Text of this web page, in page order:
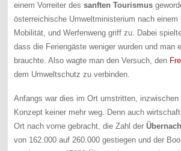
einem Vorreiter dessanften Tourismus
österreichische Umweltministerium nach
Mobilität, und Werfenweng griff zu. Dabei
dass die Feriengäste weniger wurden und man
brauchte. Also wagte man den Versuch, den
dem Umweltschutz zu verbinden.
Anfangs war dies im Ort umstritten, inzwischen
Konzept keiner mehr weg. Denn auch
Ort nach vorne gebracht, die Zahl der
von 162.000 auf 260.000 gestiegen und der